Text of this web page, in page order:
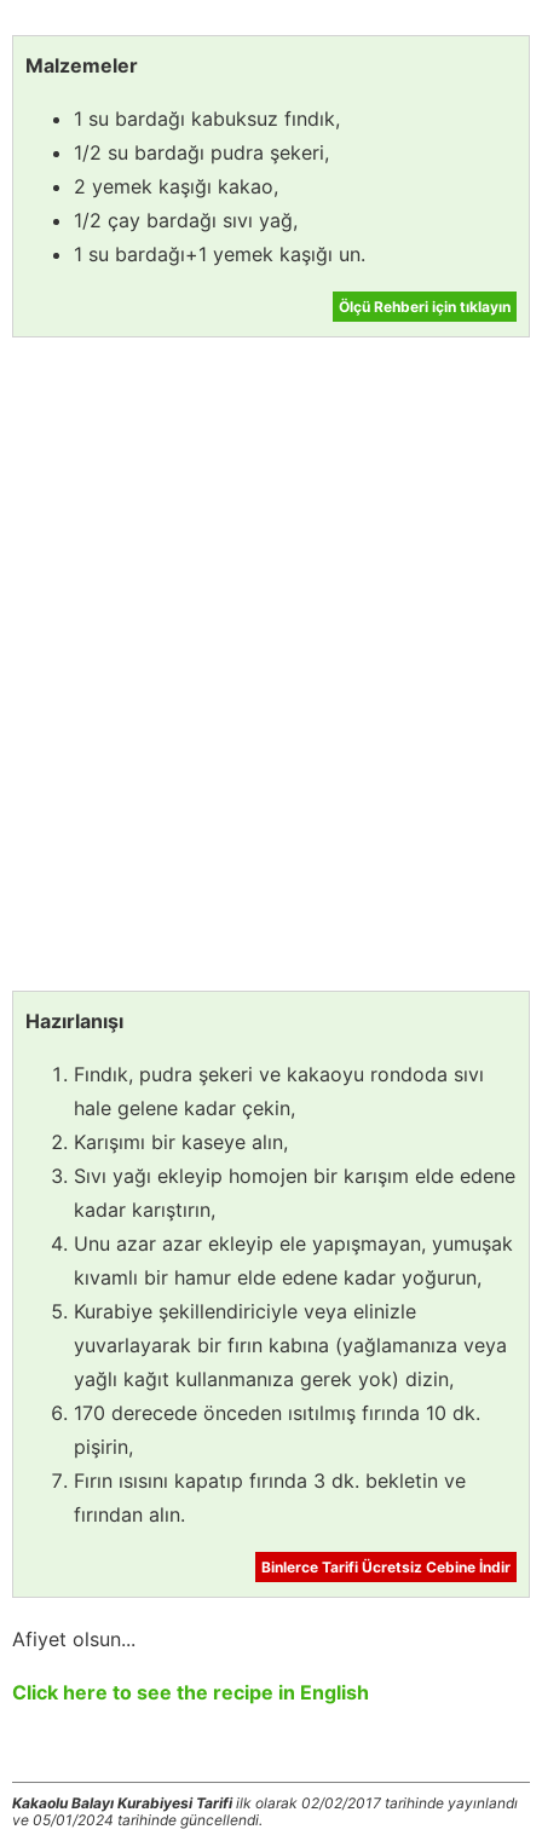
Malzemeler
1 su bardağı kabuksuz fındık,
1/2 su bardağı pudra şekeri,
2 yemek kaşığı kakao,
1/2 çay bardağı sıvı yağ,
1 su bardağı+1 yemek kaşığı un.
Ölçü Rehberi için tıklayın
Hazırlanışı
Fındık, pudra şekeri ve kakaoyu rondoda sıvı
hale gelene kadar çekin,
Karışımı bir kaseye alın,
Sıvı yağı ekleyip homojen bir karışım elde edene
kadar karıştırın,
Unu azar azar ekleyip ele yapışmayan, yumuşak
kıvamlı bir hamur elde edene kadar yoğurun,
Kurabiye şekillendiriciyle veya elinizle
yuvarlayarak bir fırın kabına (yağlamanıza veya
yağlı kağıt kullanmanıza gerek yok) dizin,
170 derecede önceden ısıtılmış fırında 10 dk.
pişirin,
Fırın ısısını kapatıp fırında 3 dk. bekletin ve
fırından alın.
Binlerce Tarifi Ücretsiz Cebine İndir
Afiyet olsun...
Click here to see the recipe in English
Kakaolu Balayı Kurabiyesi Tarifiilk olarak 02/02/2017 tarihinde yayınlandı
ve 05/01/2024 tarihinde güncellendi.